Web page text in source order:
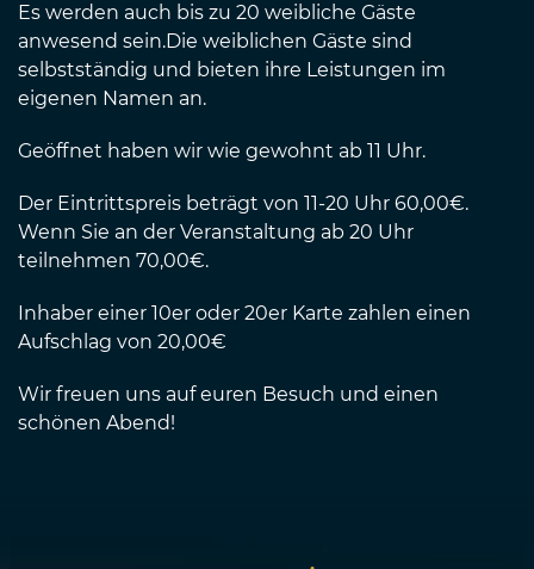
Es werden auch bis zu 20 weibliche Gäste
anwesend sein.Die weiblichen Gäste sind
selbstständig und bieten ihre Leistungen im
eigenen Namen an.
Geöffnet haben wir wie gewohnt ab 11 Uhr.
Der Eintrittspreis beträgt von 11-20 Uhr 60,00€.
Wenn Sie an der Veranstaltung ab 20 Uhr
teilnehmen 70,00€.
Inhaber einer 10er oder 20er Karte zahlen einen
Aufschlag von 20,00€
Wir freuen uns auf euren Besuch und einen
schönen Abend!